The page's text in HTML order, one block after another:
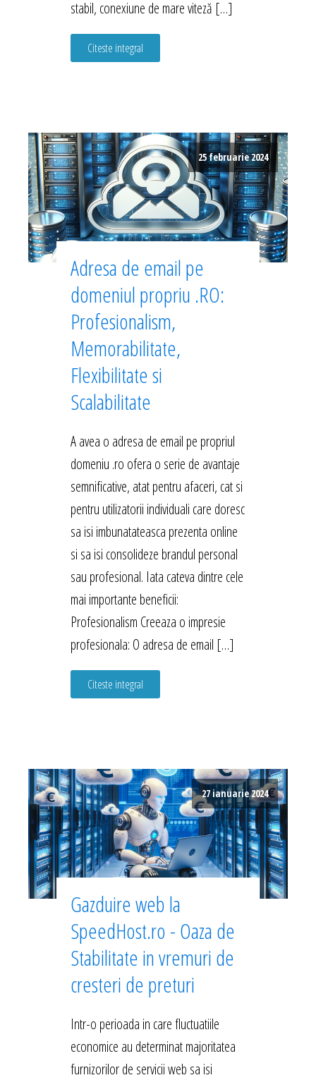
stabil, conexiune de mare viteză […]
Citeste integral
25 februarie 2024
Adresa de email pe
domeniul propriu .RO:
Profesionalism,
Memorabilitate,
Flexibilitate si
Scalabilitate
A avea o adresa de email pe propriul
domeniu .ro ofera o serie de avantaje
semnificative, atat pentru afaceri, cat si
pentru utilizatorii individuali care doresc
sa isi imbunatateasca prezenta online
si sa isi consolideze brandul personal
sau profesional. Iata cateva dintre cele
mai importante beneficii:
Profesionalism Creeaza o impresie
profesionala: O adresa de email […]
Citeste integral
27 ianuarie 2024
Gazduire web la
SpeedHost.ro - Oaza de
Stabilitate in vremuri de
cresteri de preturi
Intr-o perioada in care fluctuatiile
economice au determinat majoritatea
furnizorilor de servicii web sa isi